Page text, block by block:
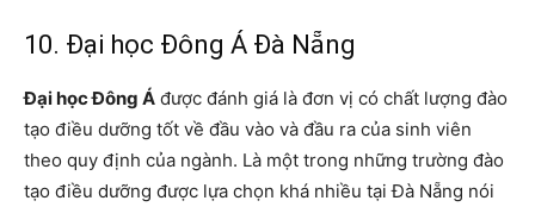
10. Đại học Đông Á Đà Nẵng
Đại học Đông Á được đánh giá là đơn vị có chất lượng đào
tạo điều dưỡng tốt về đầu vào và đầu ra của sinh viên
theo quy định của ngành. Là một trong những trường đào
tạo điều dưỡng được lựa chọn khá nhiều tại Đà Nẵng nói